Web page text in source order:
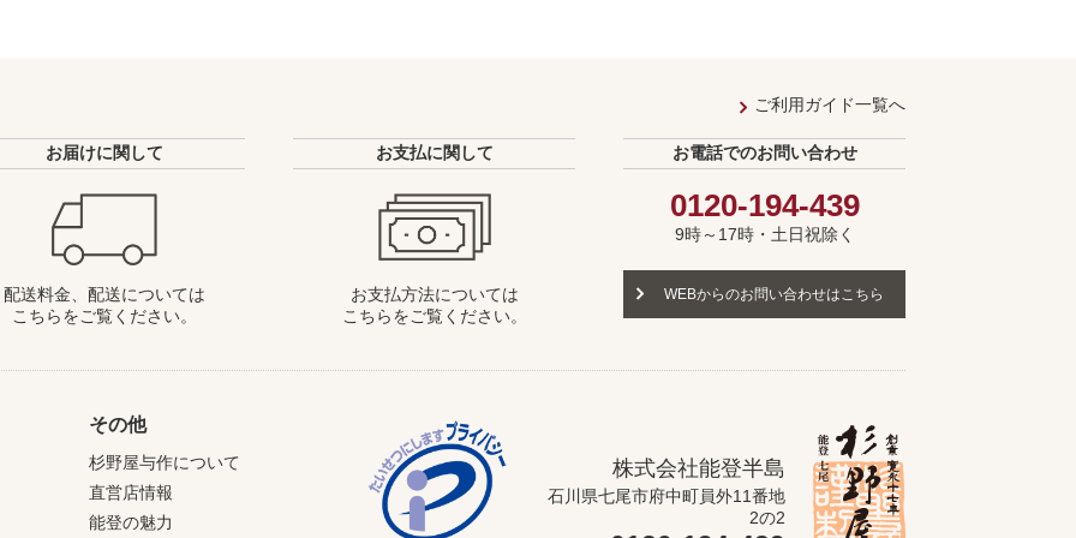
ご利用ガイド一覧へ
お届けに関して
配送料金、配送については
こちらをご覧ください。
お支払に関して
お支払方法については
こちらをご覧ください。
お電話でのお問い合わせ
0120-194-439
9時～17時・土日祝除く
WEBからのお問い合わせはこちら
その他
杉野屋与作について
直営店情報
能登の魅力
株式会社能登半島
石川県七尾市府中町員外11番地
2の2